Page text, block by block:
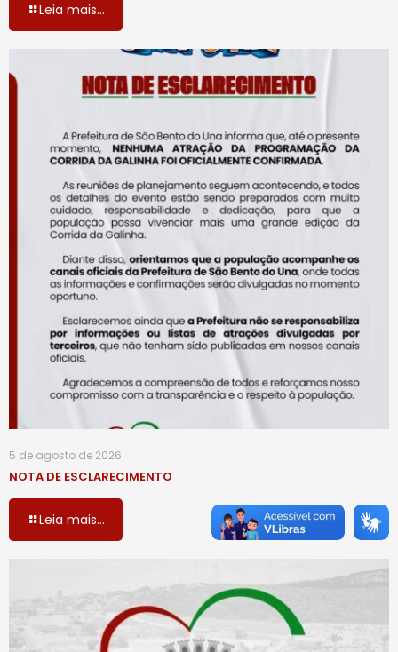
Leia mais...
5 de agosto de 2026
NOTA DE ESCLARECIMENTO
Leia mais...